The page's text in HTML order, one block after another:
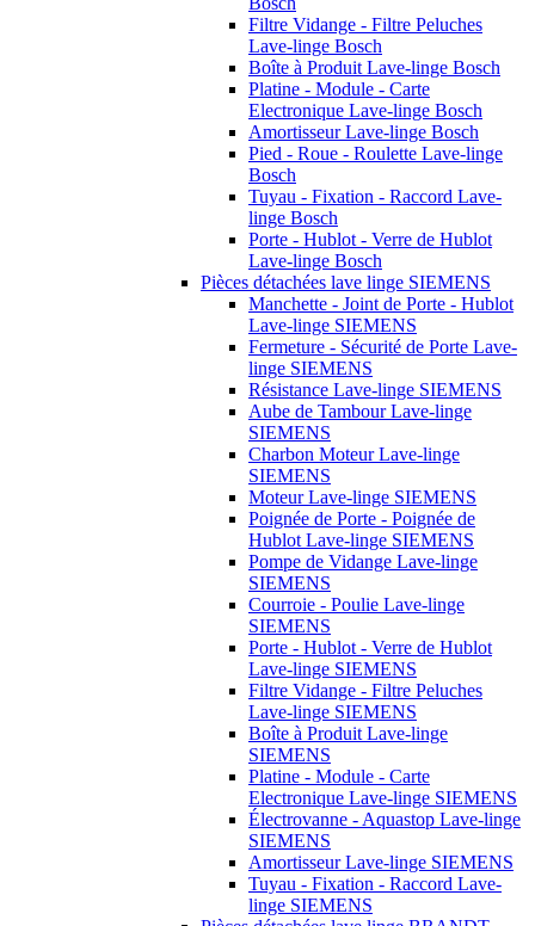
Filtre Vidange - Filtre Peluches
Lave-linge Bosch
Boîte à Produit Lave-linge Bosch
Platine - Module - Carte
Electronique Lave-linge Bosch
Amortisseur Lave-linge Bosch
Pied - Roue - Roulette Lave-linge
Bosch
Tuyau - Fixation - Raccord Lave-
linge Bosch
Porte - Hublot - Verre de Hublot
Lave-linge Bosch
Pièces détachées lave linge SIEMENS
Manchette - Joint de Porte - Hublot
Lave-linge SIEMENS
Fermeture - Sécurité de Porte Lave-
linge SIEMENS
Résistance Lave-linge SIEMENS
Aube de Tambour Lave-linge
SIEMENS
Charbon Moteur Lave-linge
SIEMENS
Moteur Lave-linge SIEMENS
Poignée de Porte - Poignée de
Hublot Lave-linge SIEMENS
Pompe de Vidange Lave-linge
SIEMENS
Courroie - Poulie Lave-linge
SIEMENS
Porte - Hublot - Verre de Hublot
Lave-linge SIEMENS
Filtre Vidange - Filtre Peluches
Lave-linge SIEMENS
Boîte à Produit Lave-linge
SIEMENS
Platine - Module - Carte
Electronique Lave-linge SIEMENS
Électrovanne - Aquastop Lave-linge
SIEMENS
Amortisseur Lave-linge SIEMENS
Tuyau - Fixation - Raccord Lave-
linge SIEMENS